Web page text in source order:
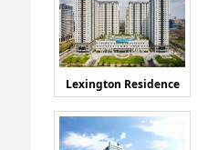
Lexington Residence